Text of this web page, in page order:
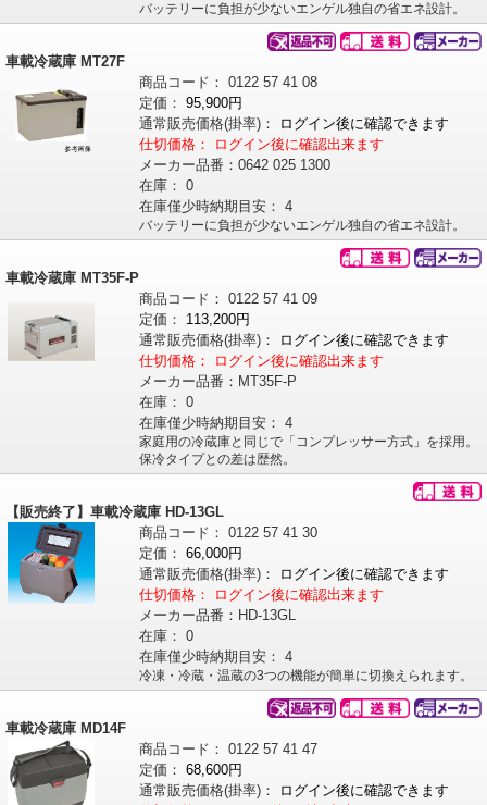
バッテリーに負担が少ないエンゲル独自の省エネ設計。
車載冷蔵庫 MT27F
商品コード： 0122 57 41 08
定価： 95,900円
通常販売価格(掛率)：
ログイン後に確認できます
仕切価格：
ログイン後に確認出来ます
メーカー品番： 0642 025 1300
在庫： 0
在庫僅少時納期目安： 4
バッテリーに負担が少ないエンゲル独自の省エネ設計。
車載冷蔵庫 MT35F-P
商品コード： 0122 57 41 09
定価：
113,200円
通常販売価格(掛率)：
ログイン後に確認できます
仕切価格：
ログイン後に確認出来ます
メーカー品番： MT35F-P
在庫： 0
在庫僅少時納期目安： 4
家庭用の冷蔵庫と同じで「コンプレッサー方式」を採用。
保冷タイプとの差は歴然。
【販売終了】車載冷蔵庫 HD-13GL
商品コード： 0122 57 41 30
定価： 66,000円
通常販売価格(掛率)：
ログイン後に確認できます
仕切価格：
ログイン後に確認出来ます
メーカー品番： HD-13GL
在庫： 0
在庫僅少時納期目安： 4
冷凍・冷蔵・温蔵の3つの機能が簡単に切換えられます。
車載冷蔵庫 MD14F
商品コード： 0122 57 41 47
定価： 68,600円
通常販売価格(掛率)：
ログイン後に確認できます